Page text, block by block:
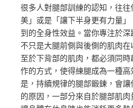
很多人對腿部訓練的認知，往
美」或是「讓下半身更有力量
到的全身性效益。當你專注於
不只是大腿前側與後側的肌肉
至於下背部的肌肉，都必須同
作的方式，使得練腿成為一種
是，持續規律的腿部鍛鍊，會
的原因，一部分來自於腿部肌